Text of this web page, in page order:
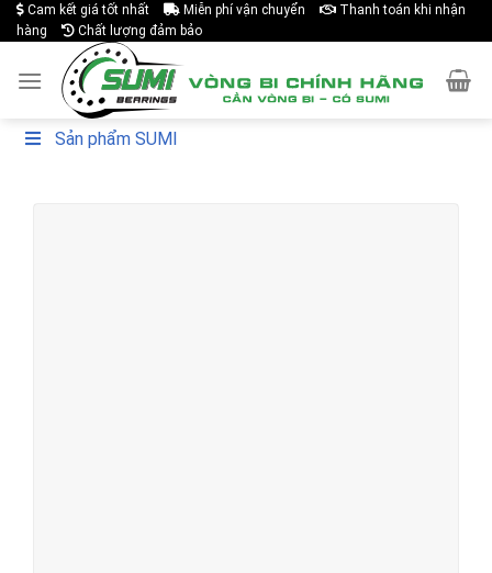
Skip
to
content
Cam kết giá tốt nhất Miễn phí vận chuyển
Thanh toán khi nhận
hàng
Chất lượng đảm bảo
Sản phẩm SUMI